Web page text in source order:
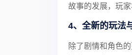
故事的发展，玩
4、全新的玩法
除了剧情和角色